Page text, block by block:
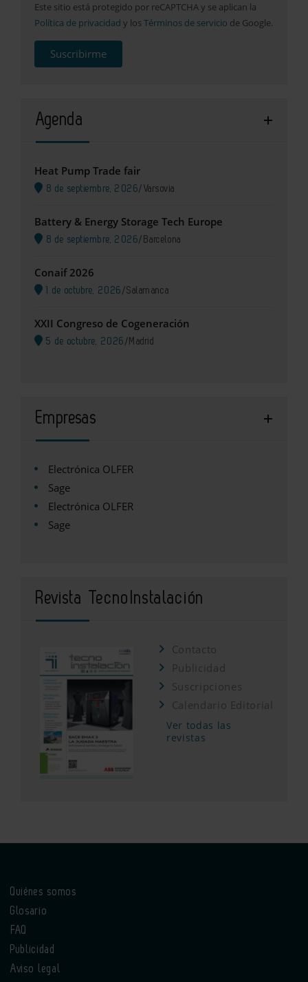
Este sitio está protegido por reCAPTCHA y se aplican la
Política de privacidad y los Términos de servicio de Google.
Suscribirme
Agenda
Heat Pump Trade fair
8 de septiembre, 2026/ Varsovia
Battery & Energy Storage Tech Europe
8 de septiembre, 2026/ Barcelona
Conaif 2026
1 de octubre, 2026 /Salamanca
XXII Congreso de Cogeneración
5 de octubre, 2026 / Madrid
Empresas
Electrónica OLFER
Sage
Electrónica OLFER
Sage
Revista TecnoInstalación
Contacto
Publicidad
Suscripciones
Calendario Editorial
Ver todas las
revistas
Quiénes somos
Glosario
FAQ
Publicidad
Aviso legal